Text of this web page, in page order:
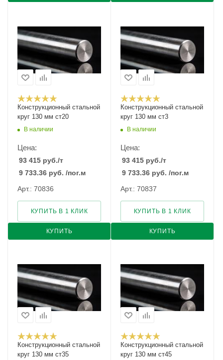
Конструкционный стальной
круг 130 мм ст20
В наличии
Цена:
93 415 руб./т
9 733.36 руб. /пог.м
Арт.: 70836
КУПИТЬ
КУПИТЬ В 1 КЛИК
Конструкционный стальной
круг 130 мм ст3
В наличии
Цена:
93 415 руб./т
9 733.36 руб. /пог.м
Арт.: 70837
КУПИТЬ
КУПИТЬ В 1 КЛИК
Конструкционный стальной
круг 130 мм ст35
Конструкционный стальной
круг 130 мм ст45